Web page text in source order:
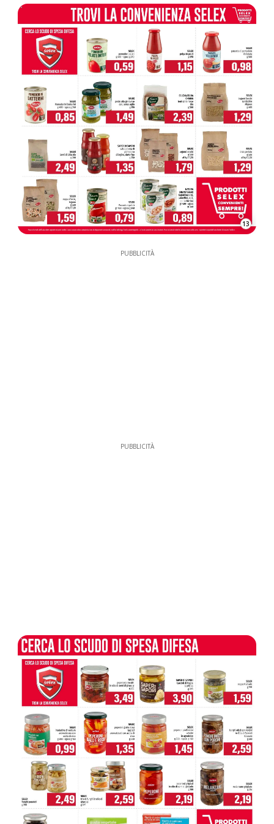
13
PUBBLICITÀ
PUBBLICITÀ